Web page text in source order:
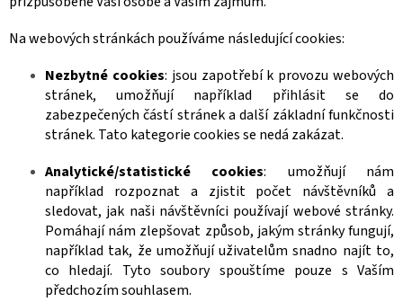
Na webových stránkách používáme následující cookies:
Nezbytné cookies: jsou zapotřebí k provozu webových
stránek, umožňují například přihlásit se do
zabezpečených částí stránek a další základní funkčnosti
stránek. Tato kategorie cookies se nedá zakázat.
Analytické/statistické cookies: umožňují nám
například rozpoznat a zjistit počet návštěvníků a
sledovat, jak naši návštěvníci používají webové stránky.
Pomáhají nám zlepšovat způsob, jakým stránky fungují,
například tak, že umožňují uživatelům snadno najít to,
co hledají. Tyto soubory spouštíme pouze s Vaším
předchozím souhlasem.